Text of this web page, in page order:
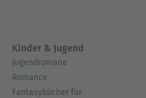
Kinder & Jugend
Jugendromane
Romance
Fantasybücher für